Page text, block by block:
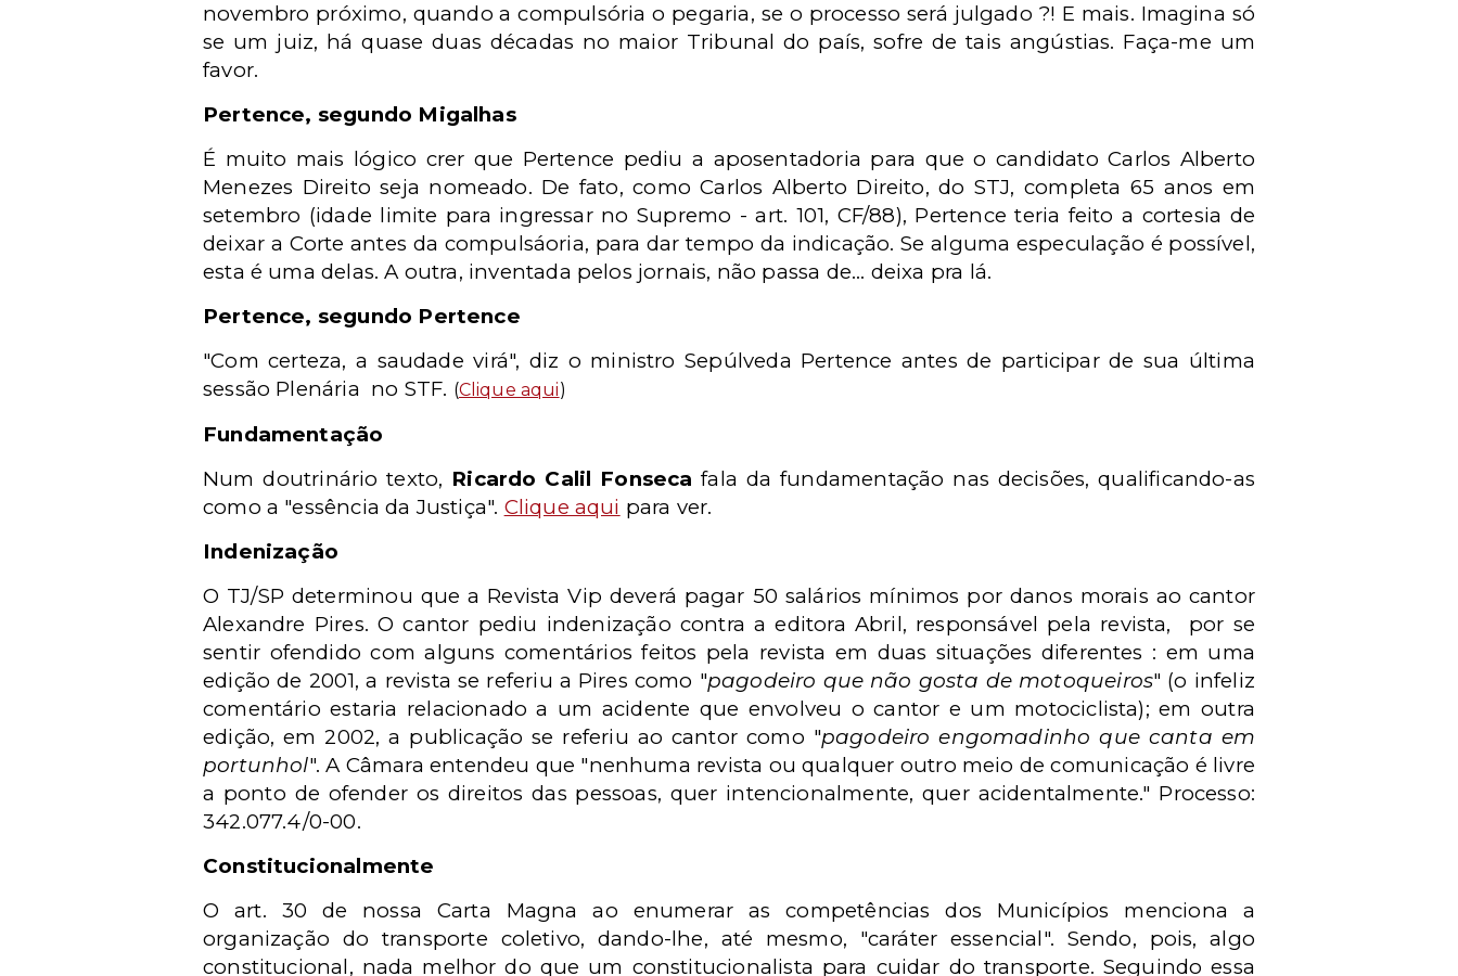
novembro próximo, quando a compulsória o pegaria, se o processo será julgado ?! E mais. Imagina só
se um juiz, há quase duas décadas no maior Tribunal do país, sofre de tais angústias. Faça-me um
favor.
Pertence, segundo Migalhas
É muito mais lógico crer que Pertence pediu a aposentadoria para que o candidato Carlos Alberto
Menezes Direito seja nomeado. De fato, como Carlos Alberto Direito, do STJ, completa 65 anos em
setembro (idade limite para ingressar no Supremo - art. 101, CF/88), Pertence teria feito a cortesia de
deixar a Corte antes da compulsáoria, para dar tempo da indicação. Se alguma especulação é possível,
esta é uma delas. A outra, inventada pelos jornais, não passa de... deixa pra lá.
Pertence, segundo Pertence
"Com certeza, a saudade virá", diz o ministro Sepúlveda Pertence antes de participar de sua última
sessão Plenária no STF. (Clique aqui)
Fundamentação
Num doutrinário texto, Ricardo Calil Fonseca fala da fundamentação nas decisões, qualificando-as
como a "essência da Justiça". Clique aqui para ver.
Indenização
O TJ/SP determinou que a Revista Vip deverá pagar 50 salários mínimos por danos morais ao cantor
Alexandre Pires. O cantor pediu indenização contra a editora Abril, responsável pela revista, por se
sentir ofendido com alguns comentários feitos pela revista em duas situações diferentes : em uma
edição de 2001, a revista se referiu a Pires como "pagodeiro que não gosta de motoqueiros" (o infeliz
comentário estaria relacionado a um acidente que envolveu o cantor e um motociclista); em outra
edição, em 2002, a publicação se referiu ao cantor como "pagodeiro engomadinho que canta em
portunhol". A Câmara entendeu que "nenhuma revista ou qualquer outro meio de comunicação é livre
a ponto de ofender os direitos das pessoas, quer intencionalmente, quer acidentalmente." Processo:
342.077.4/0-00.
Constitucionalmente
O art. 30 de nossa Carta Magna ao enumerar as competências dos Municípios menciona a
organização do transporte coletivo, dando-lhe, até mesmo, "caráter essencial". Sendo, pois, algo
constitucional, nada melhor do que um constitucionalista para cuidar do transporte. Seguindo essa